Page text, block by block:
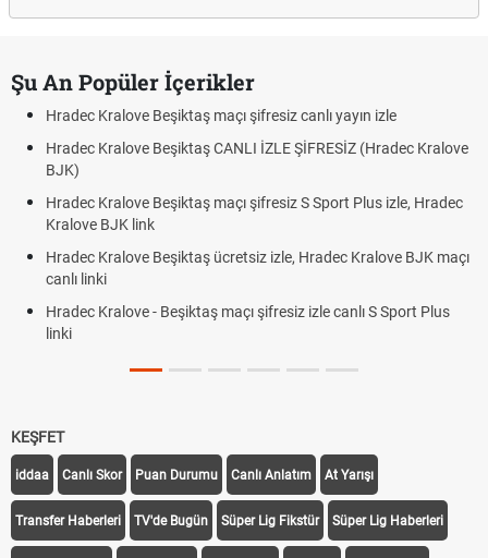
Şu An Popüler İçerikler
Hradec Kralove Beşiktaş maçı şifresiz canlı yayın izle
Hradec Kralove Beşiktaş CANLI İZLE ŞİFRESİZ (Hradec Kralove
BJK)
Hradec Kralove Beşiktaş maçı şifresiz S Sport Plus izle, Hradec
Kralove BJK link
Hradec Kralove Beşiktaş ücretsiz izle, Hradec Kralove BJK maçı
canlı linki
Hradec Kralove - Beşiktaş maçı şifresiz izle canlı S Sport Plus
linki
KEŞFET
iddaa Canlı Skor Puan Durumu Canlı Anlatım At Yarışı
Transfer Haberleri TV'de Bugün Süper Lig Fikstür Süper Lig Haberleri